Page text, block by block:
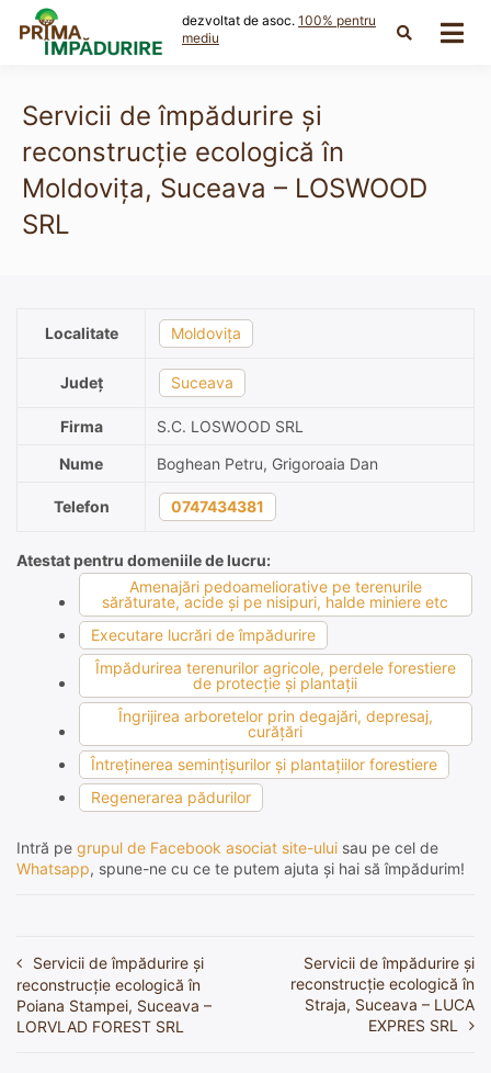
content
dezvoltat de asoc. 100% pentru
mediu
Servicii de împădurire și
reconstrucție ecologică în
Moldovița, Suceava – LOSWOOD
SRL
Localitate Moldovița
Județ Suceava
Firma
S.C. LOSWOOD SRL
Nume
Boghean Petru, Grigoroaia Dan
Telefon 0747434381
Atestat pentru domeniile de lucru:
Amenajări pedoameliorative pe terenurile
sărăturate, acide şi pe nisipuri, halde miniere etc
Executare lucrări de împădurire
Împădurirea terenurilor agricole, perdele forestiere
de protecţie şi plantaţii
Îngrijirea arboretelor prin degajări, depresaj,
curăţări
Întreţinerea seminţişurilor şi plantaţiilor forestiere
Regenerarea pădurilor
Intră pe grupul de Facebook asociat site-ului sau pe cel de
Whatsapp, spune-ne cu ce te putem ajuta și hai să împădurim!
Navigare
în
articole
Servicii de împădurire și
reconstrucție ecologică în
Poiana Stampei, Suceava –
LORVLAD FOREST SRL
Servicii de împădurire și
reconstrucție ecologică în
Straja, Suceava – LUCA
EXPRES SRL